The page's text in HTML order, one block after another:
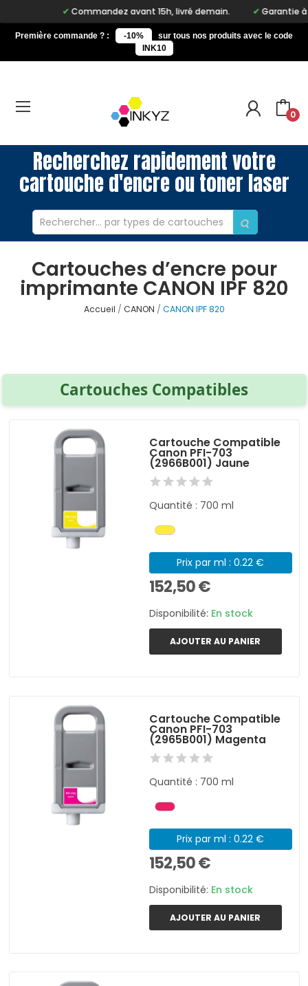
Commandez avant 15h, livré demain. Garantie à
Première commande ? : -10%
sur tous nos produits avec le code
INK10
0
Recherchez rapidement votre
cartouche d'encre ou toner laser
Cartouches d’encre pour
imprimante CANON IPF 820
Accueil CANON CANON IPF 820
Cartouches Compatibles
Cartouche Compatible
Canon PFI-703
(2966B001) Jaune
Quantité : 700 ml
Prix par ml : 0.22 €
152,50 €
Disponibilité: En stock
AJOUTER AU PANIER
Cartouche Compatible
Canon PFI-703
(2965B001) Magenta
Quantité : 700 ml
Prix par ml : 0.22 €
152,50 €
Disponibilité: En stock
AJOUTER AU PANIER